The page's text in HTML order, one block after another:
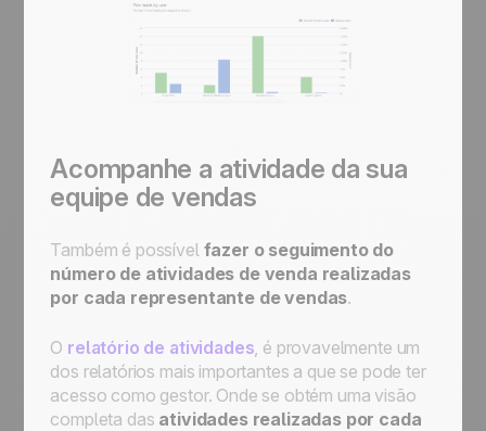
Acompanhe a atividade da sua
equipe de vendas
Também é possível fazer o seguimento do
número de atividades de venda realizadas
por cada representante de vendas.
O relatório de atividades, é provavelmente um
dos relatórios mais importantes a que se pode ter
acesso como gestor. Onde se obtém uma visão
completa das atividades realizadas por cada